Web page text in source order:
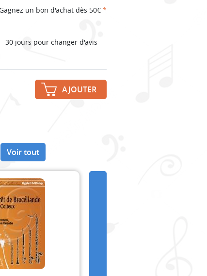
un bon d'achat dès 50€ *
30 jours pour changer d'avis
AJOUTER
Voir tout